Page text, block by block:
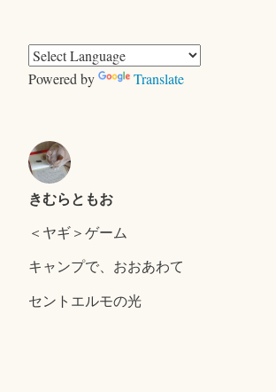
リ
ー
Powered by Translate
きむらともお
＜ヤギ＞ゲーム
キャンプで、おおあわて
セントエルモの光